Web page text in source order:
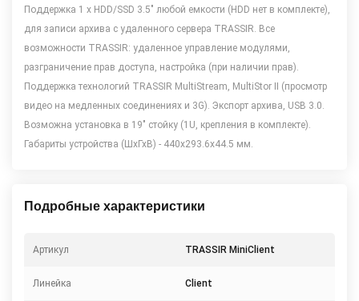
Поддержка 1 x HDD/SSD 3.5" любой емкости (HDD нет в комплекте),
для записи архива с удаленного сервера TRASSIR. Все
возможности TRASSIR: удаленное управление модулями,
разграничение прав доступа, настройка (при наличии прав).
Поддержка технологий TRASSIR MultiStream, MultiStor II (просмотр
видео на медленных соединениях и 3G). Экспорт архива, USB 3.0.
Возможна установка в 19" стойку (1U, крепления в комплекте).
Габариты устройства (ШхГхВ) - 440x293.6x44.5 мм.
Подробные характеристики
Артикул TRASSIR MiniClient
Линейка Client